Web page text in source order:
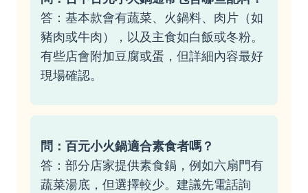
答：基本款會有蔬菜、火鍋料、肉片（如
豬肉或牛肉），以及主食如白飯或冬粉。
有些店會附加豆腐或蛋，但詳細內容最好
現場確認。
問：百元小火鍋適合素食者嗎？
答：部分店家提供素食鍋，例如六扇門有
蔬菜湯底，但選擇較少。建議先電話詢